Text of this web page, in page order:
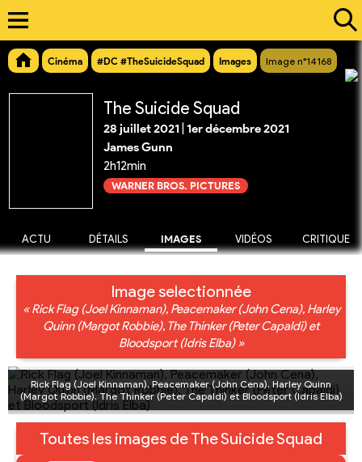
Cinéma #DC #TheSuicideSquad Images Image n°14168
The Suicide Squad
28 juillet 2021 1er décembre 2021
James Gunn
2h12min
WARNER BROS. PICTURES
ACTU DÉTAILS IMAGES VIDÉOS CRITIQUE
Image selectionnée
« Rick Flag (Joel Kinnaman), Peacemaker (John Cena), Harley
Quinn (Margot Robbie), The Thinker (Peter Capaldi) et
Bloodsport (Idris Elba) »
Rick Flag (Joel Kinnaman), Peacemaker (John Cena), Harley Quinn
(Margot Robbie), The Thinker (Peter Capaldi) et Bloodsport (Idris Elba)
Toutes les images de The Suicide Squad